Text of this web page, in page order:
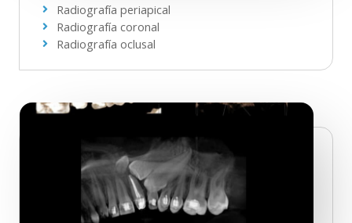
Radiografía periapical
Radiografía coronal
Radiografía oclusal